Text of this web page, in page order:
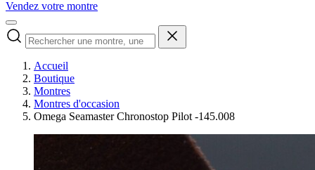
Vendez votre montre
Accueil
Boutique
Montres
Montres d'occasion
Omega Seamaster Chronostop Pilot -145.008